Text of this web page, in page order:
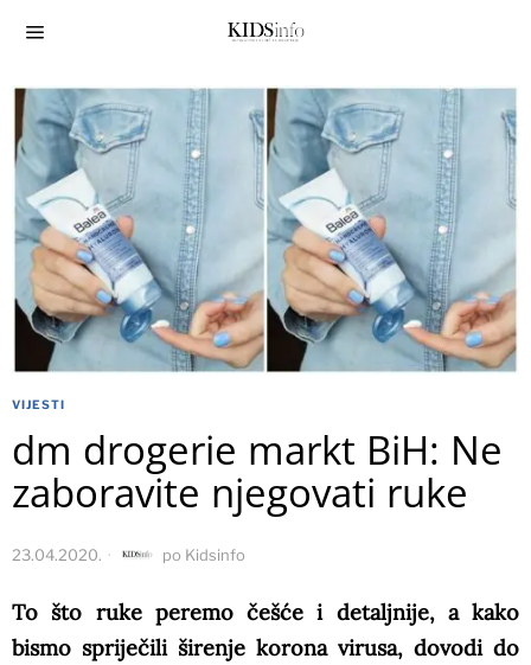
VIJESTI
dm drogerie markt BiH: Ne
zaboravite njegovati ruke
23.04.2020. po Kidsinfo
To što ruke peremo češće i detaljnije, a kako
bismo spriječili širenje korona virusa, dovodi do